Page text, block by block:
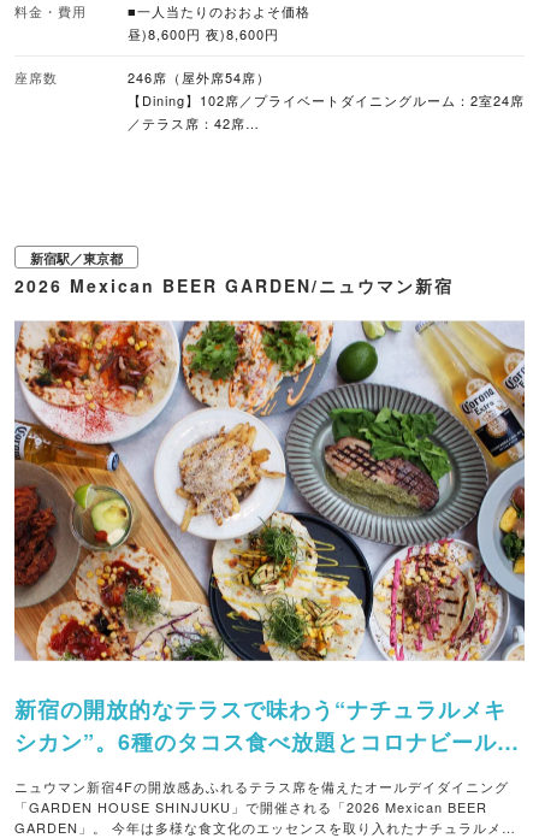
バ ペールエール ■予約受付 WEB予約あり ■座席数 246席（屋外席54席）
【Dining】102席／プライベートダイニングルーム：2室24席／テラス席：42
ス席：12席 ■雨天対応 屋内に移動 ■対応している支払方法 クレジットカード,
二次元コード, 電子マネー, 現金 ■アクセス 東京メトロ「銀座」駅、B5番出口
料金・費用
■一人当たりのおおよそ価格
昼)8,600円 夜)8,600円
座席数
246席（屋外席54席）
【Dining】102席／プライベートダイニングルーム：2室24席
／テラス席：42席
新宿駅／東京都
2026 Mexican BEER GARDEN/ニュウマン新宿
新宿の開放的なテラスで味わう“ナチュラルメキ
シカン”。6種のタコス食べ放題とコロナビールで
乾杯するビアガーデンです。
ニュウマン新宿4Fの開放感あふれるテラス席を備えたオールデイダイニング
「GARDEN HOUSE SHINJUKU」で開催される「2026 Mexican BEER
GARDEN」。 今年は多様な食文化のエッセンスを取り入れたナチュラルメキ